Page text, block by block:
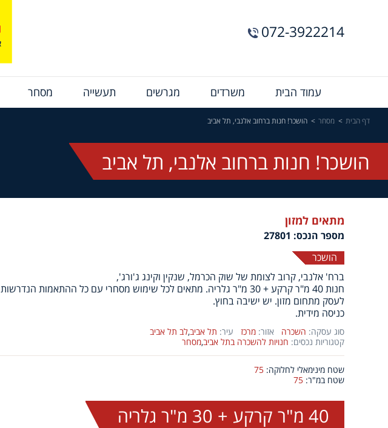
072-3922214
עמוד הבית משרדים מגרשים תעשייה מסחר
דף הבית מסחר הושכר! חנות ברחוב אלנבי, תל אביב
הושכר! חנות ברחוב אלנבי, תל אביב
מתאים למזון
מספר הנכס: 27801
הושכר
ברח' אלנבי, קרוב לצומת של שוק הכרמל, שנקין וקינג ג'ורג',
חנות 40 מ"ר קרקע + 30 מ"ר גלריה. מתאים לכל שימוש מסחרי עם כל ההתאמות הנדרשות
לעסק מתחום מזון. יש ישיבה בחוץ.
כניסה מידית.
סוג עסקה: השכרה אזור: מרכז עיר: תל אביב,לב תל אביב
קטגוריות נכסים: חנויות להשכרה בתל אביב,מסחר
שטח מינימאלי לחלוקה: 75
שטח במ"ר: 75
40 מ"ר קרקע + 30 מ"ר גלריה